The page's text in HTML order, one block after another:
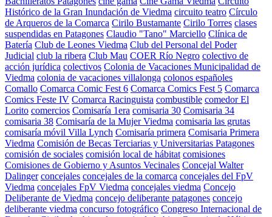
Histórico de la Gran Inundación de Viedma circuito teatro Círculo
de Arqueros de la Comarca Cirilo Bustamante Cirilo Torres clases
suspendidas en Patagones Claudio "Tano" Marciello Clínica de
Batería Club de Leones Viedma Club del Personal del Poder
Judicial club la ribera Club Mau COER Río Negro colectivo de
acción jurídica colectivos Colonia de Vacaciones Municipalidad de
Viedma colonia de vacaciones villalonga colonos españoles
Comallo Comarca Comic Fest 6 Comarca Comics Fest 5 Comarca
Comics Feste IV Comarca Racinguista combustible comedor El
Lorito comercios Comisaría 1era comisaria 30 Comisaria 34
comisaria 38 Comisaría de la Mujer Viedma comisaria las grutas
comisaría móvil Villa Lynch Comisaría primera Comisaria Primera
Viedma Comisión de Becas Terciarias y Universitarias Patagones
comisión de sociales comisión local de hábitat comisiones
Comisiones de Gobierno y Asuntos Vecinales Concejal Walter
Dalinger concejales concejales de la comarca concejales del FpV
Viedma concejales FpV Viedma concejales viedma Concejo
Deliberante de Viedma concejo deliberante patagones concejo
deliberante viedma concurso fotográfico Congreso Internacional de